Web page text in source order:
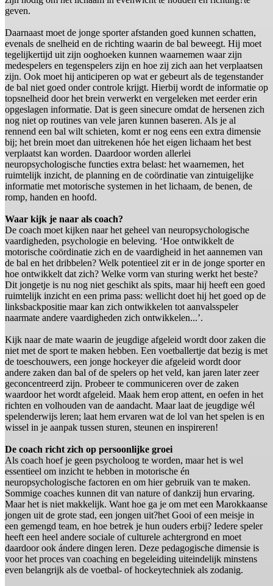
geven.
Daarnaast moet de jonge sporter afstanden goed kunnen schatten,
evenals de snelheid en de richting waarin de bal beweegt. Hij moet
tegelijkertijd uit zijn ooghoeken kunnen waarnemen waar zijn
medespelers en tegenspelers zijn en hoe zij zich aan het verplaatsen
zijn. Ook moet hij anticiperen op wat er gebeurt als de tegenstander
de bal niet goed onder controle krijgt. Hierbij wordt de informatie op
topsnelheid door het brein verwerkt en vergeleken met eerder erin
opgeslagen informatie. Dat is geen sinecure omdat de hersenen zich
nog niet op routines van vele jaren kunnen baseren. Als je al
rennend een bal wilt schieten, komt er nog eens een extra dimensie
bij; het brein moet dan uitrekenen hóe het eigen lichaam het best
verplaatst kan worden. Daardoor worden allerlei
neuropsychologische functies extra belast: het waarnemen, het
ruimtelijk inzicht, de planning en de coördinatie van zintuigelijke
informatie met motorische systemen in het lichaam, de benen, de
romp, handen en hoofd.
Waar kijk je naar als coach?
De coach moet kijken naar het geheel van neuropsychologische
vaardigheden, psychologie en beleving. ‘Hoe ontwikkelt de
motorische coördinatie zich en de vaardigheid in het aannemen van
de bal en het dribbelen? Welk potentieel zit er in de jonge sporter en
hoe ontwikkelt dat zich? Welke vorm van sturing werkt het beste?
Dit jongetje is nu nog niet geschikt als spits, maar hij heeft een goed
ruimtelijk inzicht en een prima pass: wellicht doet hij het goed op de
linksbackpositie maar kan zich ontwikkelen tot aanvalsspeler
naarmate andere vaardigheden zich ontwikkelen...’.
Kijk naar de mate waarin de jeugdige afgeleid wordt door zaken die
niet met de sport te maken hebben. Een voetballertje dat bezig is met
de toeschouwers, een jonge hockeyer die afgeleid wordt door
andere zaken dan bal of de spelers op het veld, kan jaren later zeer
geconcentreerd zijn. Probeer te communiceren over de zaken
waardoor het wordt afgeleid. Maak hem erop attent, en oefen in het
richten en volhouden van de aandacht. Maar laat de jeugdige wél
spelenderwijs leren; laat hem ervaren wat de lol van het spelen is en
wissel in je aanpak tussen sturen, steunen en inspireren!
De coach richt zich op persoonlijke groei
Als coach hoef je geen psycholoog te worden, maar het is wel
essentieel om inzicht te hebben in motorische én
neuropsychologische factoren en om hier gebruik van te maken.
Sommige coaches kunnen dit van nature of dankzij hun ervaring.
Maar het is niet makkelijk. Want hoe ga je om met een Marokkaanse
jongen uit de grote stad, een jongen uit?het Gooi of een meisje in
een gemengd team, en hoe betrek je hun ouders erbij? Iedere speler
heeft een heel andere sociale of culturele achtergrond en moet
daardoor ook ándere dingen leren. Deze pedagogische dimensie is
voor het proces van coaching en begeleiding uiteindelijk minstens
even belangrijk als de voetbal- of hockeytechniek als zodanig.